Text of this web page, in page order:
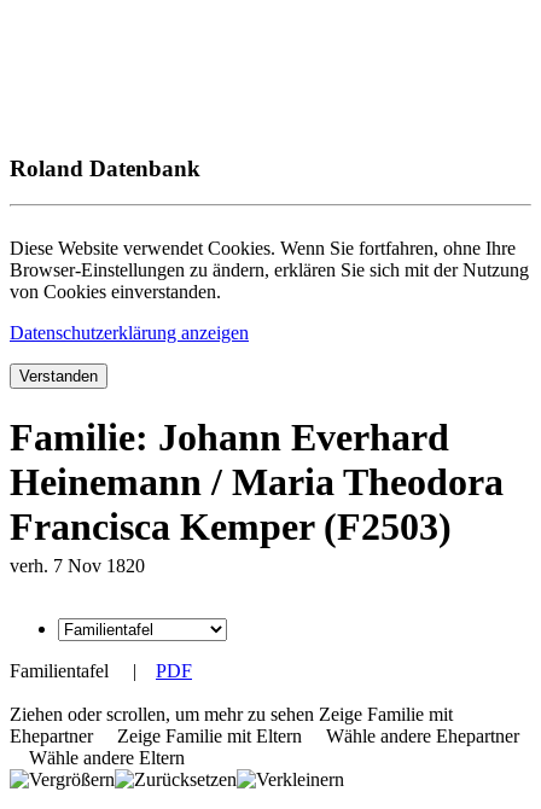
Roland Datenbank
Diese Website verwendet Cookies. Wenn Sie fortfahren, ohne Ihre
Browser-Einstellungen zu ändern, erklären Sie sich mit der Nutzung
von Cookies einverstanden.
Datenschutzerklärung anzeigen
Verstanden
Familie: Johann Everhard
Heinemann / Maria Theodora
Francisca Kemper (F2503)
verh. 7 Nov 1820
Familientafel | PDF
Ziehen oder scrollen, um mehr zu sehen Zeige Familie mit
Ehepartner
Zeige Familie mit Eltern
Wähle andere Ehepartner
Wähle andere Eltern